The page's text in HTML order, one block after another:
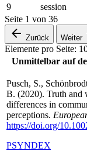
9 session
Seite 1 von 36
Zurück Weiter
Elemente pro Seite:
Unmittelbar auf
Pusch, S.,
B. (2020). Truth
differences in
perceptions.
https://doi.org/
PSYNDEX